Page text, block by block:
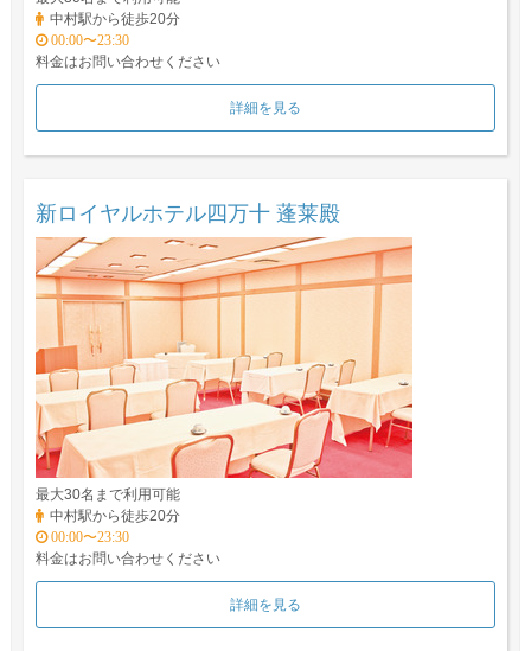
中村駅から徒歩20分
00:00〜23:30
料金はお問い合わせください
詳細を見る
新ロイヤルホテル四万十 蓬莱殿
最大30名まで利用可能
中村駅から徒歩20分
00:00〜23:30
料金はお問い合わせください
詳細を見る